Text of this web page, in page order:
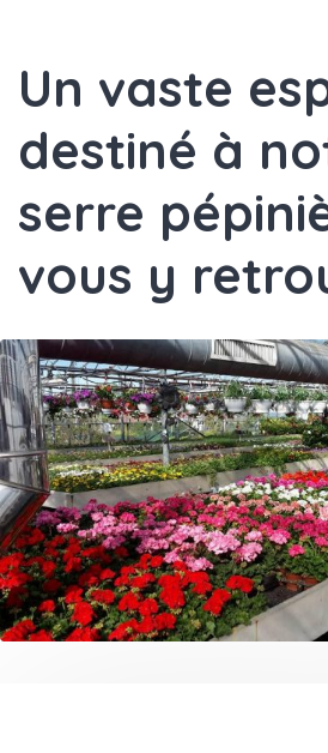
Un vaste
destiné à
serre
vous y